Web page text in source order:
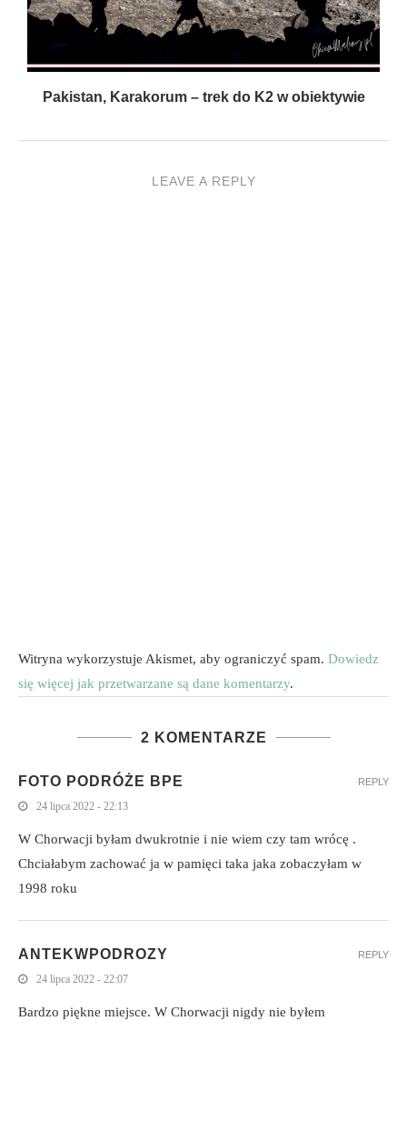
Dubrownik i archipelag elaficki w obiektywie –
Witryna wykorzystuje Akismet, aby ograniczyć spam.
FOTO PODRÓŻE BPE
W Chorwacji byłam dwukrotnie i nie wiem czy tam wrócę .
Chciałabym zachować ja w pamięci taka jaka zobaczyłam w
ANTEKWPODROZY